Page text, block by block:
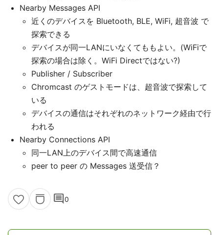
Nearby Messages API
近くのデバイスを Bluetooth, BLE, WiFi, 超音波 で
探索できる
デバイスが同一LANにいなくてももよい。(WiFiで
探索の場合は除く。WiFi Directではない?)
Publisher / Subscriber
Chromcast のゲストモードは、超音波で探索して
いる
デバイスの通信はそれぞれのネットワーク経由で行
われる
Nearby Connections API
同一LAN上のデバイス間で高速通信
peer to peer の Messages 送受信？
comment0